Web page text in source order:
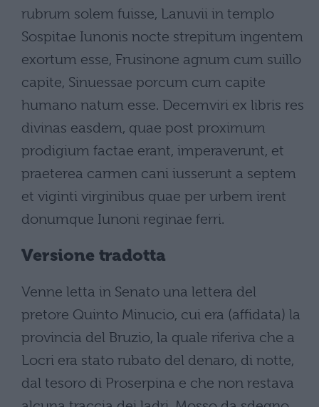
rubrum solem fuisse, Lanuvii in templo
Sospitae Iunonis nocte strepitum ingentem
exortum esse, Frusinone agnum cum suillo
capite, Sinuessae porcum cum capite
humano natum esse. Decemviri ex libris res
divinas easdem, quae post proximum
prodigium factae erant, imperaverunt, et
praeterea carmen cani iusserunt a septem
et viginti virginibus quae per urbem irent
donumque Iunoni reginae ferri.
Versione tradotta
Venne letta in Senato una lettera del
pretore Quinto Minucio, cui era (affidata) la
provincia del Bruzio, la quale riferiva che a
Locri era stato rubato del denaro, di notte,
dal tesoro di Proserpina e che non restava